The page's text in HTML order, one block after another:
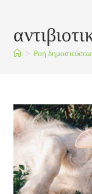
> Ροή